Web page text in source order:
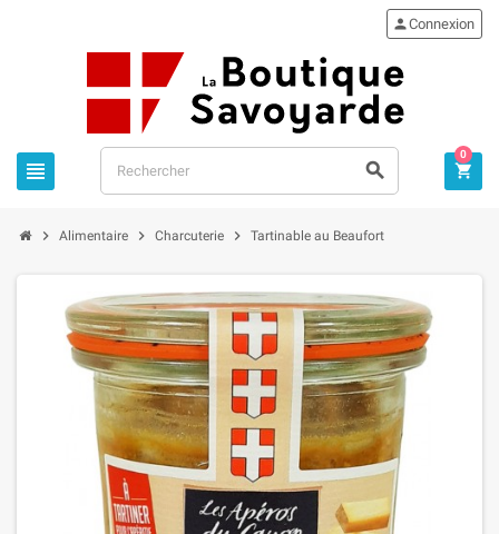
 
Connexion

0
 Alimentaire  Charcuterie  Tartinable au Beaufort